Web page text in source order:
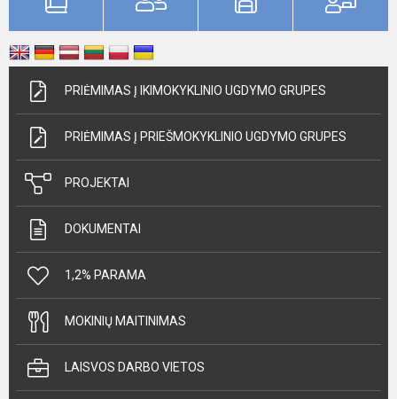
PRIĖMIMAS Į IKIMOKYKLINIO UGDYMO GRUPES
PRIĖMIMAS Į PRIEŠMOKYKLINIO UGDYMO GRUPES
PROJEKTAI
DOKUMENTAI
1,2% PARAMA
MOKINIŲ MAITINIMAS
LAISVOS DARBO VIETOS